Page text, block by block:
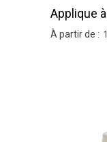
Applique
À partir de :